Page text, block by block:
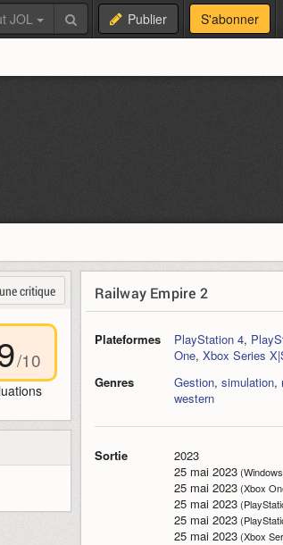
JOL Publier S'abonner
critique
/10
Railway Empire 2
Plateformes PlayStation 4,
One, Xbox Series
Genres
Gestion, simulation,
western
Sortie
2023
25 mai 2023
25 mai 2023(Xbox
25 mai 2023
25 mai 2023
25 mai 2023(Xbox